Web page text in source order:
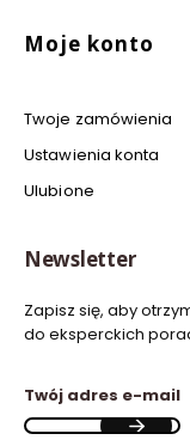
Moje konto
Twoje zamówienia
Ustawienia konta
Ulubione
Newsletter
Zapisz się, aby
do eksperckich
Twój adres e-mail